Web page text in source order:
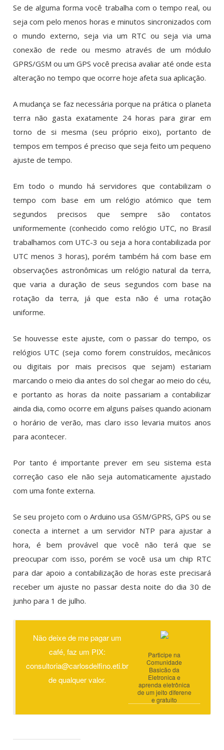
Se de alguma forma você trabalha com o tempo real, ou
seja com pelo menos horas e minutos sincronizados com
o mundo externo, seja via um RTC ou seja via uma
conexão de rede ou mesmo através de um módulo
GPRS/GSM ou um GPS você precisa avaliar até onde esta
alteração no tempo que ocorre hoje afeta sua aplicação.
A mudança se faz necessária porque na prática o planeta
terra não gasta exatamente 24 horas para girar em
torno de si mesma (seu próprio eixo), portanto de
tempos em tempos é preciso que seja feito um pequeno
ajuste de tempo.
Em todo o mundo há servidores que contabilizam o
tempo com base em um relógio atómico que tem
segundos precisos que sempre são contatos
uniformemente (conhecido como relógio UTC, no Brasil
trabalhamos com UTC-3 ou seja a hora contabilizada por
UTC menos 3 horas), porém também há com base em
observações astronômicas um relógio natural da terra,
que varia a duração de seus segundos com base na
rotação da terra, já que esta não é uma rotação
uniforme.
Se houvesse este ajuste, com o passar do tempo, os
relógios UTC (seja como forem construídos, mecânicos
ou digitais por mais precisos que sejam) estariam
marcando o meio dia antes do sol chegar ao meio do céu,
e portanto as horas da noite passariam a contabilizar
ainda dia, como ocorre em alguns países quando acionam
o horário de verão, mas claro isso levaria muitos anos
para acontecer.
Por tanto é importante prever em seu sistema esta
correção caso ele não seja automaticamente ajustado
com uma fonte externa.
Se seu projeto com o Arduino​ usa GSM/GPRS, GPS ou se
conecta a internet a um servidor NTP para ajustar a
hora, é bem provável que você não terá que se
preocupar com isso, porém se você usa um chip RTC
para dar apoio a contabilização de horas este precisará
receber um ajuste no passar desta noite do dia 30 de
junho para 1 de julho.
Não deixe de me pagar um
café, faz um PIX:
consultoria@carlosdelfino.eti.br
de qualquer valor.
Participe na
Comunidade
Basicão da
Eletronica e
aprenda eletrônica
de um jeito diferene
e gratuito